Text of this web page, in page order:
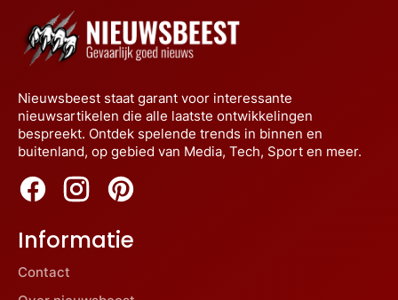
Nieuwsbeest staat garant voor interessante
nieuwsartikelen die alle laatste ontwikkelingen
bespreekt. Ontdek spelende trends in binnen en
buitenland, op gebied van Media, Tech, Sport en meer.
Informatie
Contact